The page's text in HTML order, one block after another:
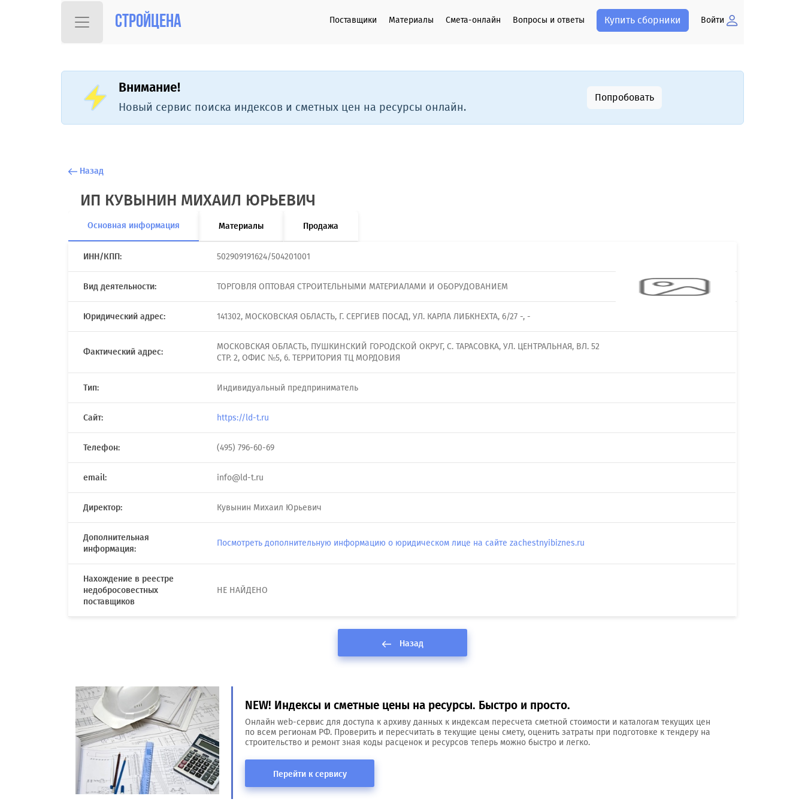
Стройцена Поставщики Материалы Смета-онлайн Вопросы и ответы Купить сборники Войти
Внимание!
Новый сервис поиска индексов и сметных цен на ресурсы онлайн.
Попробовать
Назад
ИП КУВЫНИН МИХАИЛ ЮРЬЕВИЧ
Основная информация Материалы Продажа
ИНН/КПП: 502909191624/504201001
Вид деятельности: ТОРГОВЛЯ ОПТОВАЯ СТРОИТЕЛЬНЫМИ МАТЕРИАЛАМИ И ОБОРУДОВАНИЕМ
Юридический адрес: 141302, МОСКОВСКАЯ ОБЛАСТЬ, Г. СЕРГИЕВ ПОСАД, УЛ. КАРЛА ЛИБКНЕХТА, 6/27 -, -
Фактический адрес:
МОСКОВСКАЯ ОБЛАСТЬ, ПУШКИНСКИЙ ГОРОДСКОЙ ОКРУГ, С. ТАРАСОВКА, УЛ. ЦЕНТРАЛЬНАЯ, ВЛ. 52
СТР. 2, ОФИС №5, 6. ТЕРРИТОРИЯ ТЦ МОРДОВИЯ
Тип: Индивидуальный предприниматель
Сайт: https://ld-t.ru
Телефон: (495) 796-60-69
email: info@ld-t.ru
Директор: Кувынин Михаил Юрьевич
Дополнительная
информация:
Посмотреть дополнительную информацию о юридическом лице на сайте zachestnyibiznes.ru
Нахождение в реестре
недобросовестных
поставщиков
НЕ НАЙДЕНО
Назад
NEW! Индексы и сметные цены на ресурсы. Быстро и просто.
Онлайн web-сервис для доступа к архиву данных к индексам пересчета сметной стоимости и каталогам текущих цен
по всем регионам РФ. Проверить и пересчитать в текущие цены смету, оценить затраты при подготовке к тендеру на
строительство и ремонт зная коды расценок и ресурсов теперь можно быстро и легко.
Перейти к сервису